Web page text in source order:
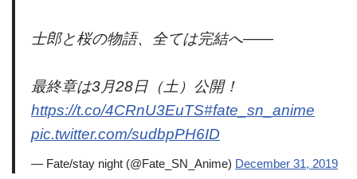
士郎と桜の物語、全ては完結へ――
最終章は3月28日（土）公開！
https://t.co/4CRnU3EuTS#fate_sn_anime
pic.twitter.com/sudbpPH6ID
— Fate/stay night (@Fate_SN_Anime) December 31, 2019